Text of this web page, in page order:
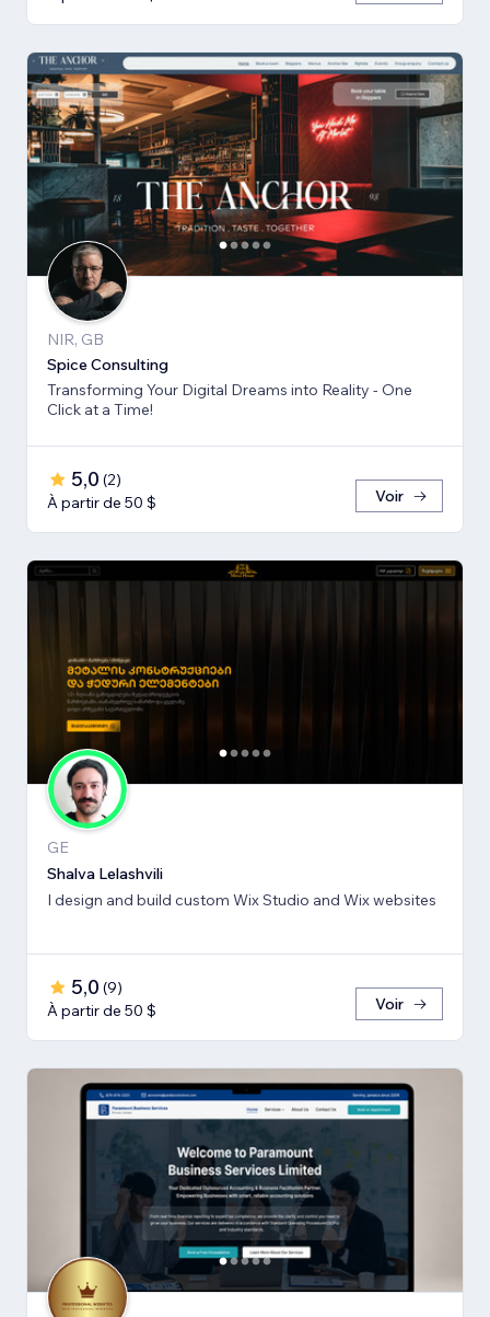
NIR, GB
Spice Consulting
Transforming Your Digital Dreams into Reality - One
Click at a Time!
5,0 (2)
À partir de 50 $
Voir
GE
Shalva Lelashvili
I design and build custom Wix Studio and Wix websites
5,0 (9)
À partir de 50 $
Voir